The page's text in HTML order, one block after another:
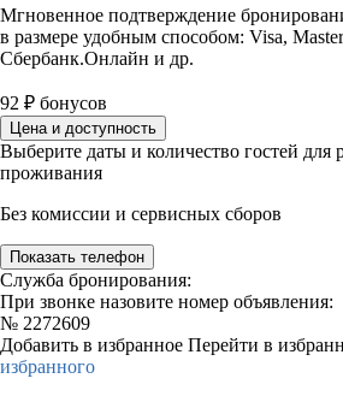
Мгновенное подтверждение
в размере удобным способом: Visa,
Сбербанк.Онлайн и др.
92 ₽ бонусов
Цена и доступность
Выберите даты и количество гостей для
проживания
Без комиссии и сервисных сборов
Показать телефон
Служба бронирования:
При звонке назовите номер объявления:
№ 2272609
Добавить в избранное Перейти в
избранного